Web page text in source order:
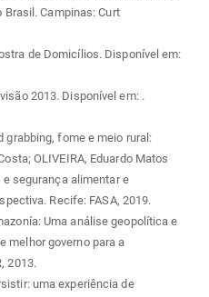
Campinas: Curt
de Domicílios. Disponível em:
2013. Disponível em: .
grabbing, fome e meio rural:
OLIVEIRA, Eduardo Matos
segurança alimentar e
Recife: FASA, 2019.
Uma análise geopolítica e
melhor governo para a
2013.
uma experiência de